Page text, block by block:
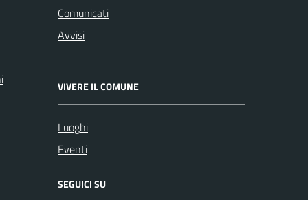
Comunicati
Avvisi
VIVERE IL COMUNE
Luoghi
Eventi
SEGUICI SU